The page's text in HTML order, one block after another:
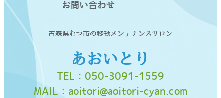
青森県むつ市の移動メンテナンスサロン
あおいとり
TEL： 050-3091-1559
MAIL： aoitori@aoitori-cyan.com
お問い合わせ